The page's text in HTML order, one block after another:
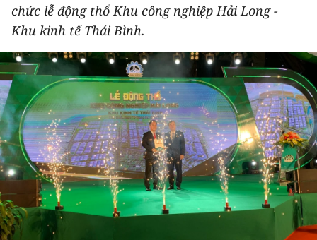
PHÁP LUẬT
THẾ GIỚI
THỂ THAO
GIÁO DỤC
Y TẾ
KHOA HỌC - CÔNG NGHỆ
chức lễ động thổ Khu công nghiệp Hải Long -
Khu kinh tế Thái Bình.